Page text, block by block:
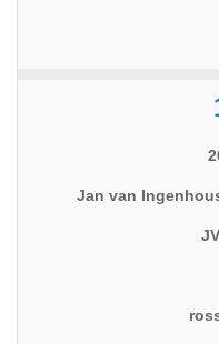
Jan van